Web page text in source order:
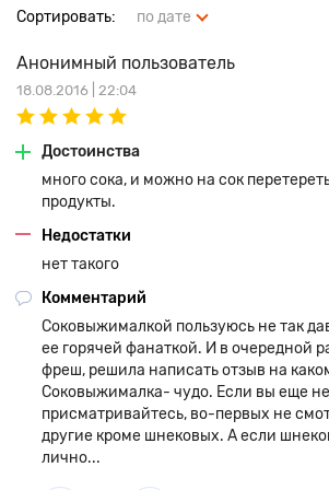
овощей и фруктов.
Гарантия производителя 10 лет -
Сортировать: по дате
Анонимный пользователь
18.08.2016 | 22:04
Достоинства
много сока, и можно на сок
продукты.
Недостатки
нет такого
Комментарий
Соковыжималкой пользуюсь не так
ее горячей фанаткой. И в очередной
фреш, решила написать отзыв на
Соковыжималка- чудо. Если вы еще
присматривайтесь, во-первых не
другие кроме шнековых. А если
лично...